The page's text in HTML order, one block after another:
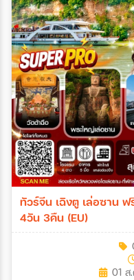
ทัวร์จีน เฉิงตู เล่อซาน
4วัน 3คืน (EU)
01 ส